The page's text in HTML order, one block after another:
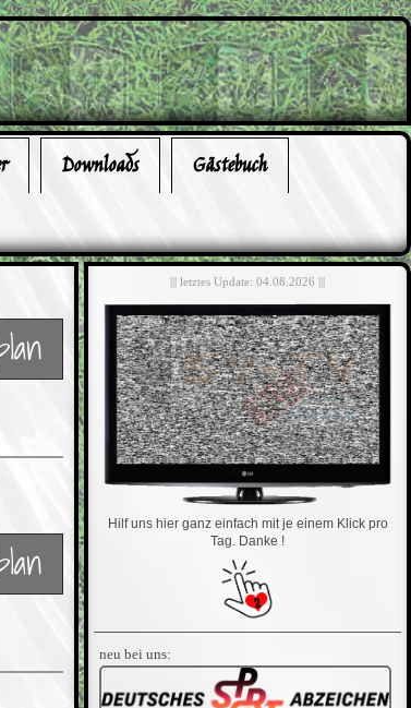
Downloads
Gästebuch
||| letztes Update: 04.08.2026 |||
Hilf uns hier ganz einfach mit je einem Klick pro
Tag. Danke !
neu bei uns: